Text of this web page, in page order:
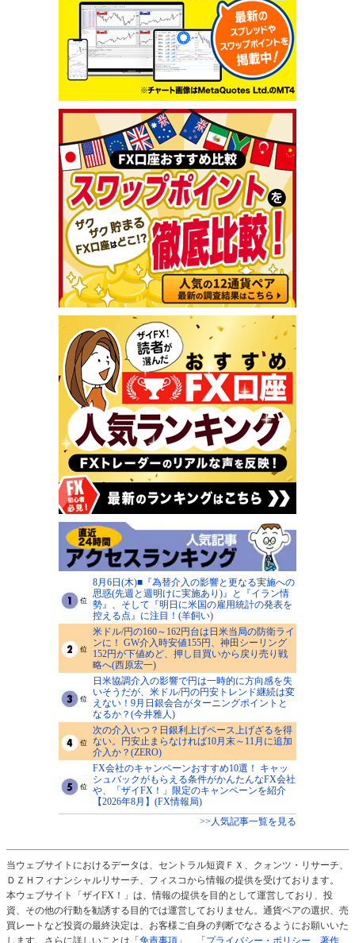
8月6日(木)■『為替介入の影響と更なる実施への
思惑(先週と週明けに実施あり)』と『イラン情
勢』、そして『明日に米国の雇用統計の発表を
控える点』に注目！(羊飼い)
米ドル/円の160～162円台は日米当局の防衛ライ
ンに！ GW介入時安値155円、神田シーリング
152円が下値めど、押し目買いから戻り売り戦
略へ(西原宏一)
日米協調介入の影響で円は一時的に方向感を失
いそうだが、米ドル/円の円安トレンド継続は変
えない！9月日銀会合がターニングポイントと
なるか？(今井雅人)
次の介入いつ？日銀利上げペース上げざるを得
ない。円安止まらなければ10月末～11月に追加
介入か？(ZERO)
FX会社のキャンペーンおすすめ10選！ キャッ
シュバックがもらえる条件がかんたんなFX会社
や、「ザイFX！」限定のキャンペーンを紹介
【2026年8月】(FX情報局)
>>人気記事一覧を見る
当ウェブサイトにおけるデータは、セントラル短資ＦＸ、クォンツ・リサーチ、
ＤＺＨフィナンシャルリサーチ、フィスコから情報の提供を受けております。
本ウェブサイト「ザイFX！」は、情報の提供を目的として運営しており、投
資、その他の行動を勧誘する目的では運営しておりません。通貨ペアの選択、売
買レートなど投資の最終決定は、お客様ご自身の判断でなさるようにお願いいた
します。さらに詳しいことは 「免責事項」 「プライバシー・ポリシー、著作